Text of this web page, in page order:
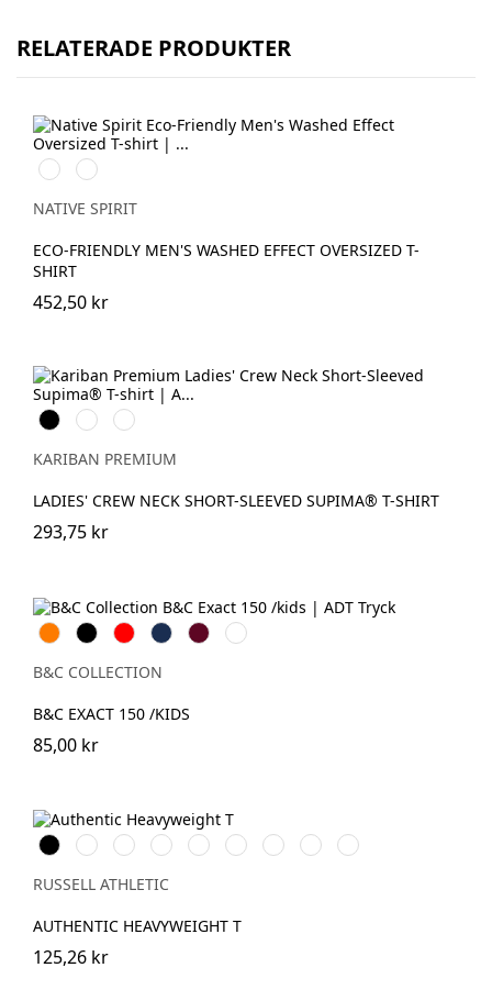
RELATERADE PRODUKTER
Washed
Black
Washed
Navy
Blue
NATIVE SPIRIT
ECO-FRIENDLY MEN'S WASHED EFFECT OVERSIZED T-
SHIRT
452,50 kr
Svart Vit
Deep
Navy
KARIBAN PREMIUM
LADIES' CREW NECK SHORT-SLEEVED SUPIMA® T-SHIRT
293,75 kr
Orange
Svart Röd Navy Burgundy
Bottle
Green
B&C COLLECTION
B&C EXACT 150 /KIDS
85,00 kr
BlackWhiteFrench
Navy
Bright
Royal
Classic
Red
Tan
Convoy
Grey
Sport
Heather
Petrol
Blue
RUSSELL ATHLETIC
AUTHENTIC HEAVYWEIGHT T
125,26 kr